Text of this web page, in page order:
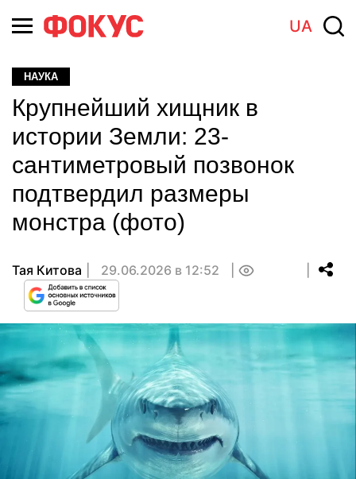
UA
НАУКА
Крупнейший хищник в
истории Земли: 23-
сантиметровый позвонок
подтвердил размеры
монстра (фото)
Тая Китова 29.06.2026 в 12:52